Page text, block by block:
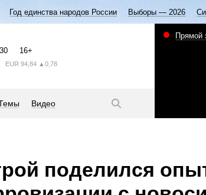
Год единства народов России Выборы — 2026
16+
EUR 94,84 ▲0,78
Видео
Прямой
поделился